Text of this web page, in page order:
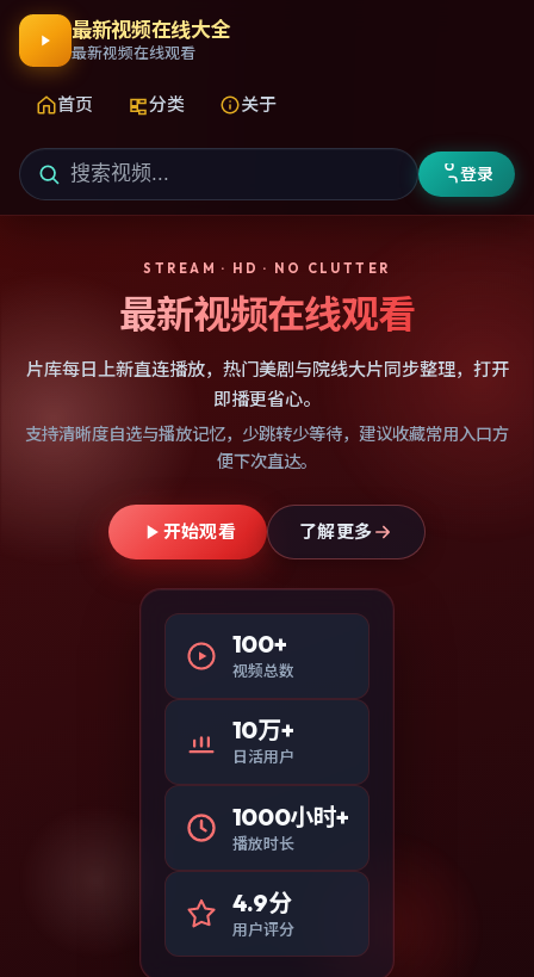
最新视频在线大全
最新视频在线观看
首页 分类 关于
登录
STREAM · HD · NO CLUTTER
最新视频在线观看
片库每日上新直连播放，热门美剧与院线大片同步整理，打开
即播更省心。
支持清晰度自选与播放记忆，少跳转少等待，建议收藏常用入口方
便下次直达。
开始观看 了解更多
100+
视频总数
10万+
日活用户
1000小时+
播放时长
4.9分
用户评分